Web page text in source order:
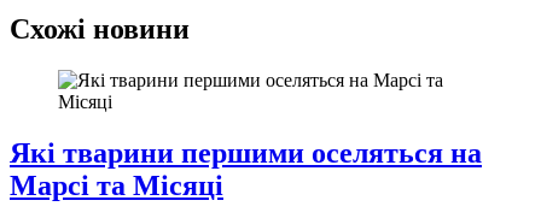
Схожі новини
Які тварини першими оселяться на
Марсі та Місяці